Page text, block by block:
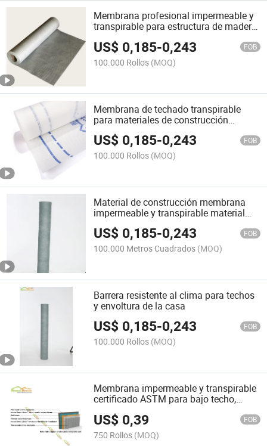
Membrana profesional impermeable y
transpirable para estructura de madera
US$ 0,185-0,243 FOB
100.000 Rollos (MOQ)
Membrana de techado transpirable
para materiales de construcción
envoltura de casa
US$ 0,185-0,243 FOB
100.000 Rollos (MOQ)
Material de construcción membrana
impermeable y transpirable material
base para techos envoltura para casas
US$ 0,185-0,243 FOB
100.000 Metros Cuadrados (MOQ)
Barrera resistente al clima para techos
y envoltura de la casa
US$ 0,185-0,243 FOB
100.000 Rollos (MOQ)
Membrana impermeable y transpirable
certificado ASTM para bajo techo,
casas
US$ 0,39 FOB
750 Rollos (MOQ)